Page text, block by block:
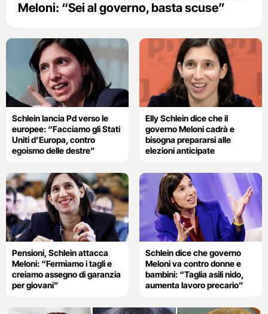
Meloni: “Sei al governo, basta scuse”
Schlein lancia Pd verso le
europee: “Facciamo gli Stati
Uniti d’Europa, contro
egoismo delle destre”
Elly Schlein dice che il
governo Meloni cadrà e
bisogna prepararsi alle
elezioni anticipate
Pensioni, Schlein attacca
Meloni: “Fermiamo i tagli e
creiamo assegno di garanzia
per giovani”
Schlein dice che governo
Meloni va contro donne e
bambini: “Taglia asili nido,
aumenta lavoro precario”